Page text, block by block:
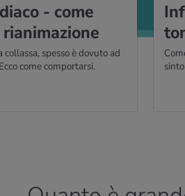
- come
spesso è dovuto ad
come comportarsi.